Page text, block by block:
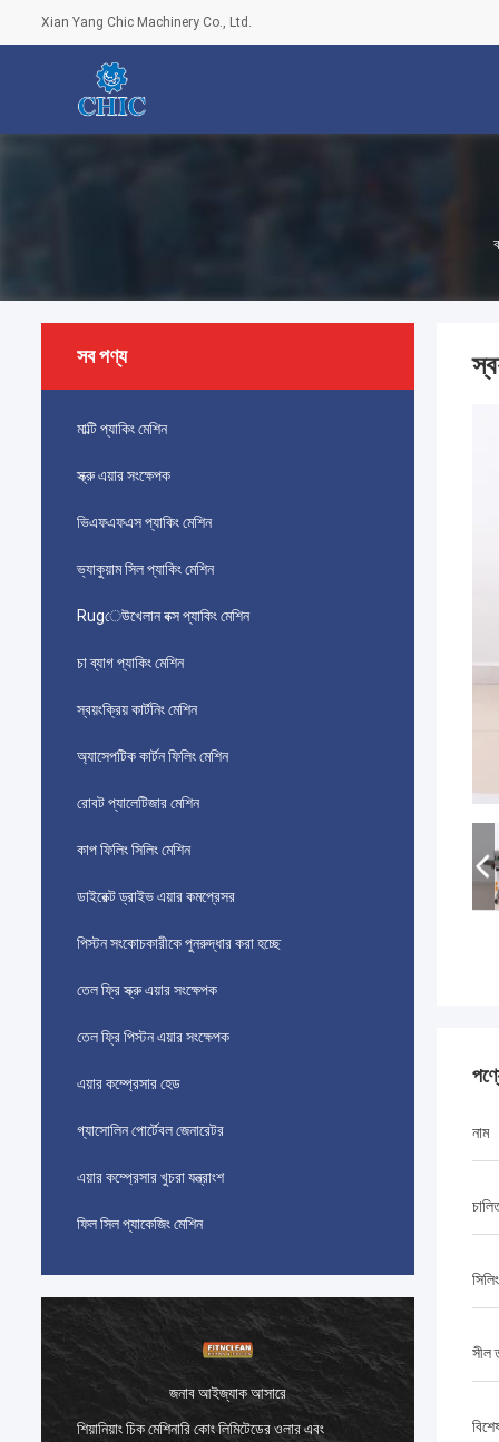
Xian Yang Chic Machinery Co., Ltd.
সব পণ্য
মাল্টি প্যাকিং মেশিন
স্ক্রু এয়ার সংক্ষেপক
ভিএফএফএস প্যাকিং মেশিন
ভ্যাকুয়াম সিল প্যাকিং মেশিন
Rugেউখেলান বক্স প্যাকিং মেশিন
চা ব্যাগ প্যাকিং মেশিন
স্বয়ংক্রিয় কার্টনিং মেশিন
অ্যাসেপটিক কার্টন ফিলিং মেশিন
রোবট প্যালেটিজার মেশিন
কাপ ফিলিং সিলিং মেশিন
ডাইরেক্ট ড্রাইভ এয়ার কমপ্রেসর
পিস্টন সংকোচকারীকে পুনরুদ্ধার করা হচ্ছে
তেল ফ্রি স্ক্রু এয়ার সংক্ষেপক
তেল ফ্রি পিস্টন এয়ার সংক্ষেপক
এয়ার কম্প্রেসার হেড
গ্যাসোলিন পোর্টেবল জেনারেটর
এয়ার কম্প্রেসার খুচরা যন্ত্রাংশ
ফিল সিল প্যাকেজিং মেশিন
জনাব আইজ্যাক আসারে
শিয়ানিয়াং চিক মেশিনারি কোং লিমিটেডের ওলার এবং
নাম
সীল